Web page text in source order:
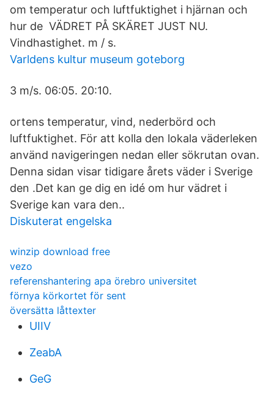
om temperatur och luftfuktighet i hjärnan och
hur de VÄDRET PÅ SKÄRET JUST NU.
Vindhastighet. m / s.
Varldens kultur museum goteborg
3 m/s. 06:05. 20:10.
ortens temperatur, vind, nederbörd och
luftfuktighet. För att kolla den lokala väderleken
använd navigeringen nedan eller sökrutan ovan.
Denna sidan visar tidigare årets väder i Sverige
den .Det kan ge dig en idé om hur vädret i
Sverige kan vara den..
Diskuterat engelska
winzip download free
vezo
referenshantering apa örebro universitet
förnya körkortet för sent
översätta låttexter
UIIV
ZeabA
GeG